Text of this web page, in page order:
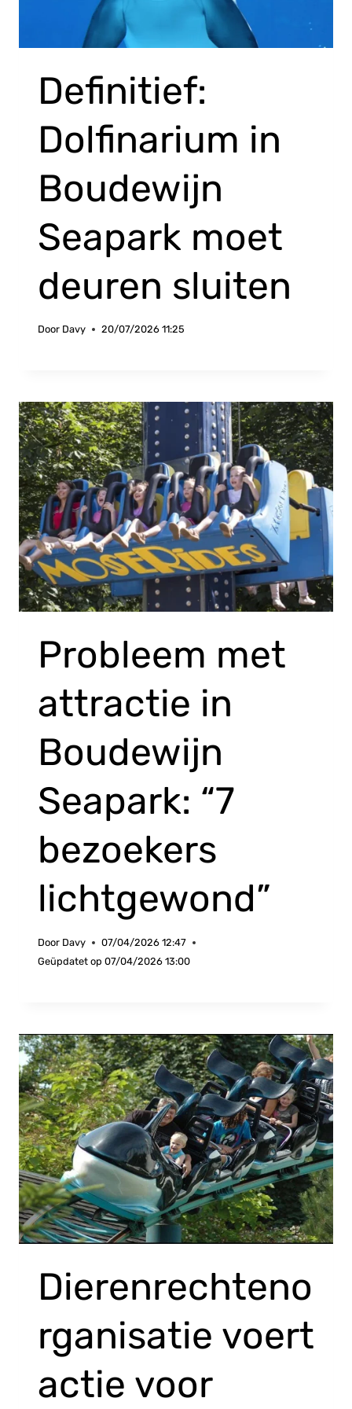
Definitief:
Dolfinarium in
Boudewijn
Seapark moet
deuren sluiten
Door Davy 20/07/2026 11:25
Probleem met
attractie in
Boudewijn
Seapark: “7
bezoekers
lichtgewond”
Door Davy
07/04/2026 12:47
Geüpdatet op 07/04/2026 13:00
Dierenrechteno
rganisatie voert
actie voor